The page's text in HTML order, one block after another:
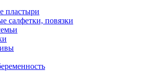
пластыри
салфетки, повязки